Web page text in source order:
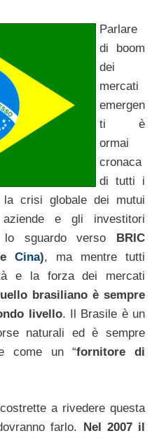
Parlare
di boom
dei
mercati
emergen
ti è
ormai
cronaca
di tutti i
crisi globale dei mutui
e gli investitori
lo sguardo verso
BRIC
Cina), ma mentre tutti
e la forza dei mercati
brasiliano è sempre
livello. Il Brasile è un
naturali ed è sempre
come un “fornitore di
a rivedere questa
farlo. Nel 2007 il